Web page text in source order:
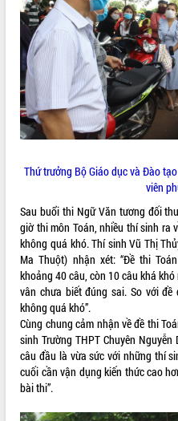
Bí thư Tỉnh ủy Lương Nguyễn Minh
Triết thăm, tặng quà người có công với
cách mạng
Rà soát, hoàn thiện hệ thống thiết chế
văn hóa, thể thao đáp ứng yêu cầu
phát triển mới
Thường trực HĐND tỉnh Đắk Lắk gặp
mặt Đoàn chuyên gia y tế TP. Hồ Chí
Lễ truy điệu và an táng hài cốt liệt sĩ
tại Nghĩa trang Liệt sĩ xã Sơn Hòa
xuất khẩu sầu riêng và triển khai quy
định EUDR
Thứ trưởng Bộ Nông nghiệp và Môi
trường Nguyễn Hoàng Hiệp khảo sát
vùng trồng và doanh nghiệp đóng gói
sầu riêng tại Đắk Lắk
Trình diễn nghệ thuật chế biến các
món ăn từ sầu riêng
Đắk Lắk công bố Quy hoạch và xúc
tiến đầu tư tỉnh
Ngành cá ngừ Đắk Lắk chủ động thích
ứng để giữ vững thị trường xuất khẩu
LIÊN KẾT WEB
9011
66054334
Thứ trưởng Bộ Giáo dục và Đào
viên
Sau buổi thi Ngữ Văn tương đối
giờ thi môn Toán, nhiều thí sinh ra
không quá khó. Thí sinh Vũ Thị
Ma Thuột) nhận xét: “Đề thi
khoảng 40 câu, còn 10 câu khá
vân chưa biết đúng sai. So với
không quá khó”.
Cùng chung cảm nhận về đề thi
sinh Trường THPT Chuyên
câu đầu là vừa sức với những thí
cuối cần vận dụng kiến thức cao
bài thi”.